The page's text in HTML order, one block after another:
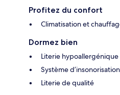
Profitez du confort
Climatisation et
Dormez bien
Literie hypoallergénique
Système d’insonorisation
Literie de qualité